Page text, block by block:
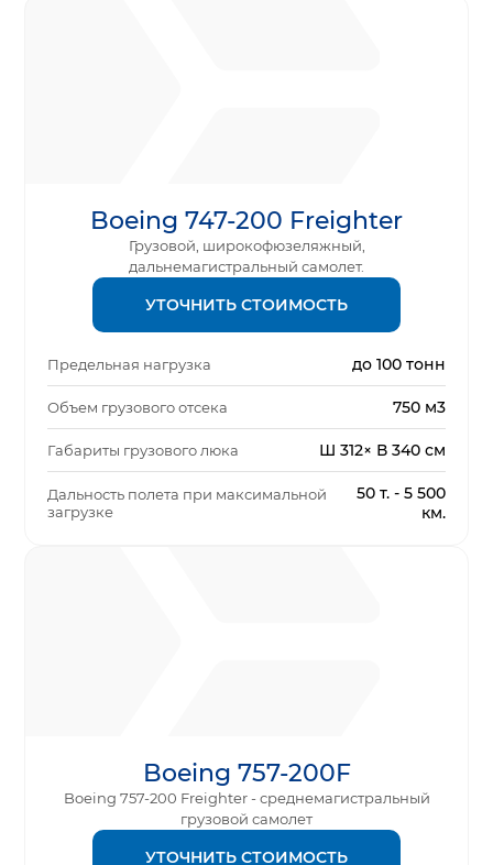
Boeing 747-200 Freighter
Грузовой, широкофюзеляжный,
дальнемагистральный самолет.
УТОЧНИТЬ СТОИМОСТЬ
Предельная нагрузка до 100 тонн
Объем грузового отсека 750 м3
Габариты грузового люка Ш 312× В 340 см
Дальность полета при максимальной
загрузке
50 т. - 5 500
км.
Boeing 757-200F
Boeing 757-200 Freighter - среднемагистральный
грузовой самолет
УТОЧНИТЬ СТОИМОСТЬ